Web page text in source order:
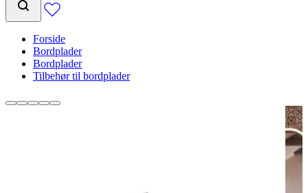
Forside
Bordplader
Bordplader
Tilbehør til bordplader